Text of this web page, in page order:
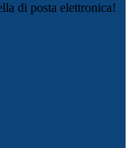
di posta elettronica!